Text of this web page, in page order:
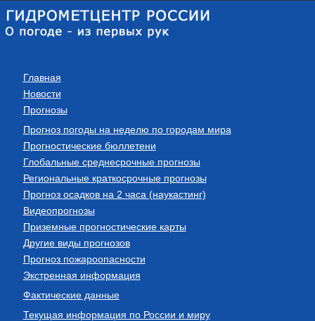
Главная
Новости
Прогнозы
Прогноз погоды на неделю по городам мира
Прогностические бюллетени
Глобальные среднесрочные прогнозы
Региональные краткосрочные прогнозы
Прогноз осадков на 2 часа (наукастинг)
Видеопрогнозы
Приземные прогностические карты
Другие виды прогнозов
Прогноз пожароопасности
Экстренная информация
Фактические данные
Текущая информация по России и миру